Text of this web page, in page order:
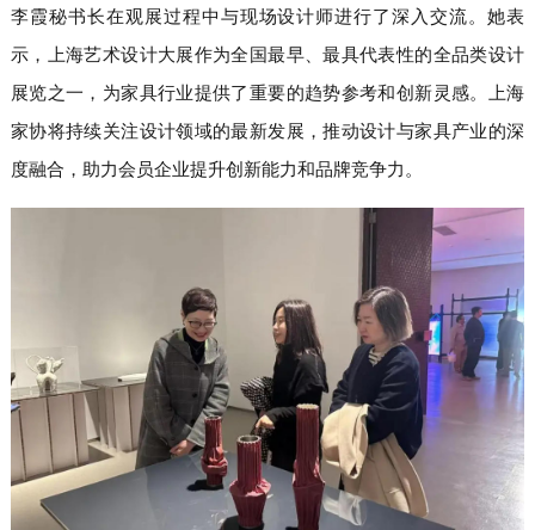
李霞秘书长在观展过程中与现场设计师进行了深入交流。她表
示，上海艺术设计大展作为全国最早、最具代表性的全品类设计
展览之一，为家具行业提供了重要的趋势参考和创新灵感。上海
家协将持续关注设计领域的最新发展，推动设计与家具产业的深
度融合，助力会员企业提升创新能力和品牌竞争力。